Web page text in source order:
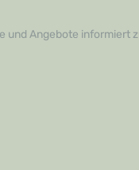
und Angebote informiert